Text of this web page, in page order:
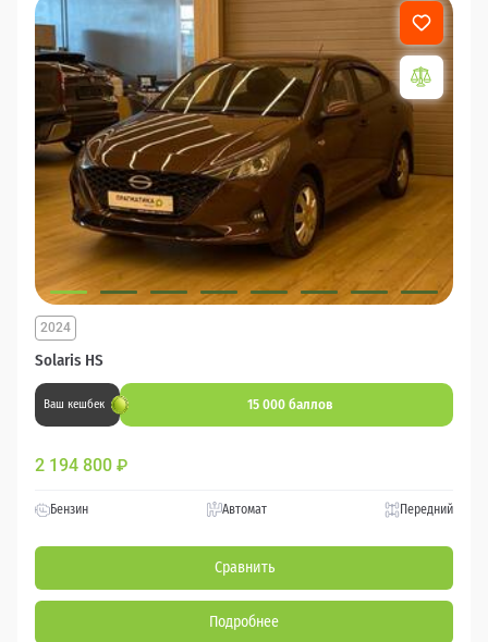
Solaris HS
2024
Ваш кешбек 15 000 баллов
2 194 800 ₽
Бензин Автомат Передний
Сравнить
Подробнее